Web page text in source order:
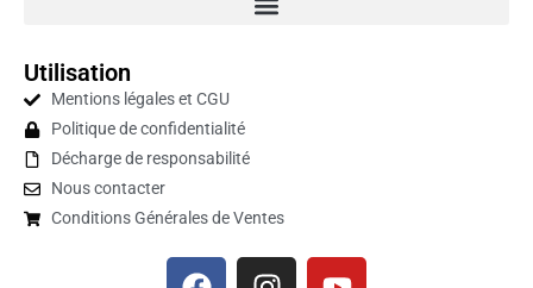
Utilisation
Mentions légales et CGU
Politique de confidentialité
Décharge de responsabilité
Nous contacter
Conditions Générales de Ventes